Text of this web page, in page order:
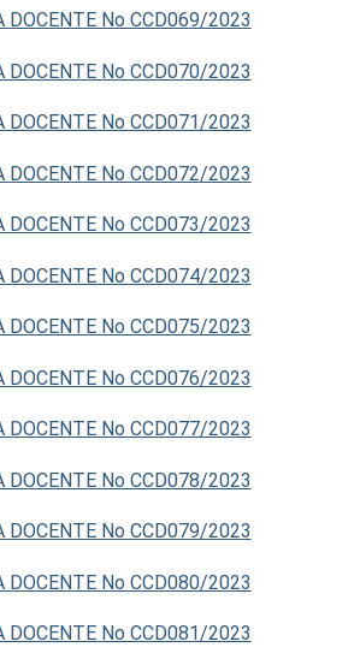
DOCENTE No CCD069/2023
DOCENTE No CCD070/2023
DOCENTE No CCD071/2023
DOCENTE No CCD072/2023
DOCENTE No CCD073/2023
DOCENTE No CCD074/2023
DOCENTE No CCD075/2023
DOCENTE No CCD076/2023
DOCENTE No CCD077/2023
DOCENTE No CCD078/2023
DOCENTE No CCD079/2023
DOCENTE No CCD080/2023
DOCENTE No CCD081/2023